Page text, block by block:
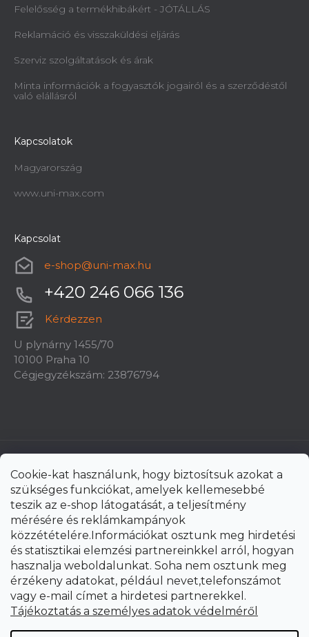
Cookie-kat használunk, hogy biztosítsuk azokat a
szükséges funkciókat, amelyek kellemesebbé
teszik az e-shop látogatását, a teljesítmény
mérésére és reklámkampányok
közzétételére.Információkat osztunk meg hirdetési
és statisztikai elemzési partnereinkkel arról, hogyan
hasznalja weboldalunkat. Soha nem osztunk meg
érzékeny adatokat, például nevet,telefonszámot
vagy e-mail címet a hirdetesi partnerekkel.
Tájékoztatás a személyes adatok védelméről
Felelősség a termékhibákért - JÓTÁLLÁS
Reklamáció és visszaküldési eljárás
Szerviz szolgáltatások és árak
Minta információk a fogyasztók jogairól és a szerződéstől
való elállásról
Kapcsolatok
Magyarország
www.uni-max.com
Kapcsolat
e-shop@uni-max.hu
+420 246 066 136
Kérdezzen
U plynárny 1455/70
10100 Praha 10
Cégjegyzékszám: 23876794
Shoptet Premium készítette